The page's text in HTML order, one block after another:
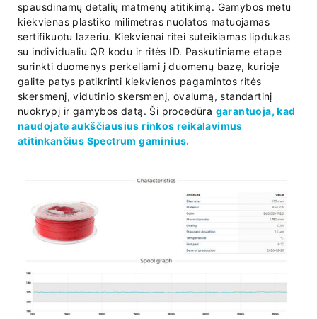
spausdinamų detalių matmenų atitikimą. Gamybos metu
kiekvienas plastiko milimetras nuolatos matuojamas
sertifikuotu lazeriu. Kiekvienai ritei suteikiamas lipdukas
su individualiu QR kodu ir ritės ID. Paskutiniame etape
surinkti duomenys perkeliami į duomenų bazę, kurioje
galite patys patikrinti kiekvienos pagamintos ritės
skersmenį, vidutinio skersmenį, ovalumą, standartinį
nuokrypį ir gamybos datą. Ši procedūra garantuoja, kad
naudojate aukščiausius rinkos reikalavimus
atitinkančius Spectrum gaminius.